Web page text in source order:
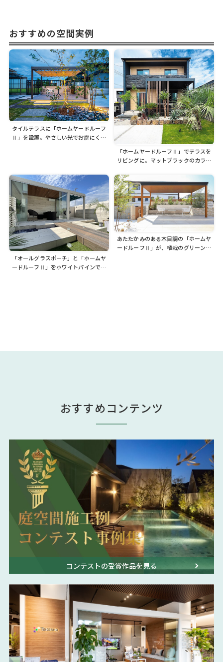
おすすめの空間実例
タイルテラスに「ホームヤードルーフ
Ⅱ」を設置。やさしい光でお庭にくつ
「ホームヤードルーフⅡ」でテラスを
リビングに。マットブラックのカラー
「オールグラスポーチ」と「ホームヤ
ードルーフⅡ」をホワイトパインでカ
あたたかみのある木目調の「ホームヤ
ードルーフⅡ」が、植栽のグリーンと
おすすめコンテンツ
コンテストの受賞作品を見る